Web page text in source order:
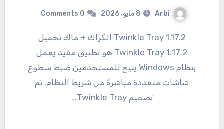
Arbi 8 مايو، 2026 0 Comments
1.17.2 Twinkle Tray الكراك + ماك تحميل
1.17.2 Twinkle Tray هو تطبيق مفيد يعمل
بنظام Windows يتيح للمستخدمين ضبط سطوع
شاشات متعددة مباشرةً من شريط النظام. تم
تصميم Twinkle Tray…